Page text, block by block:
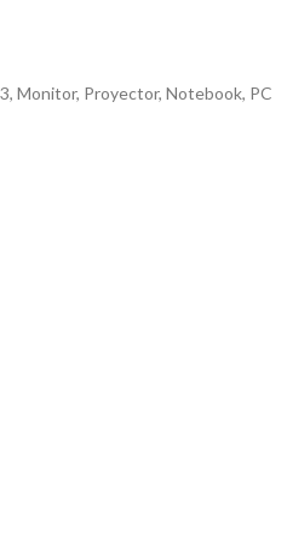
Monitor, Proyector, Notebook, PC